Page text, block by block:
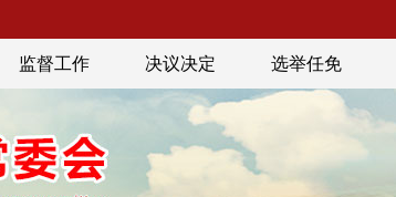
监督工作 决议决定 选举任免